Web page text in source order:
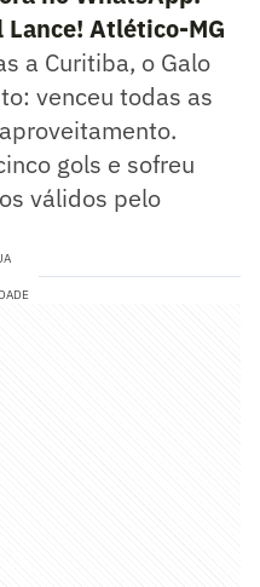
Lance! Atlético-MG
a Curitiba, o Galo
venceu todas as
gols e sofreu
válidos pelo